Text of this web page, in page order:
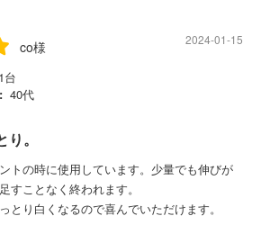
co様 2024-01-15
1台
40代
。
トの時に使用しています。少量でも伸びが
すことなく終われます。
とり白くなるので喜んでいただけます。